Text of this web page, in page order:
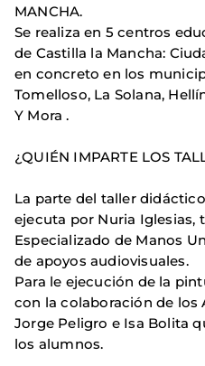
MANCHA.
Se realiza en 5 centros
de Castilla la Mancha:
en concreto en los
Tomelloso, La Solana,
Y Mora .
¿QUIÉN IMPARTE LOS
La parte del taller
ejecuta por Nuria Iglesias,
Especializado de Manos
de apoyos audiovisuales.
Para le ejecución de la
con la colaboración de los
Jorge Peligro e Isa Bolita
los alumnos.